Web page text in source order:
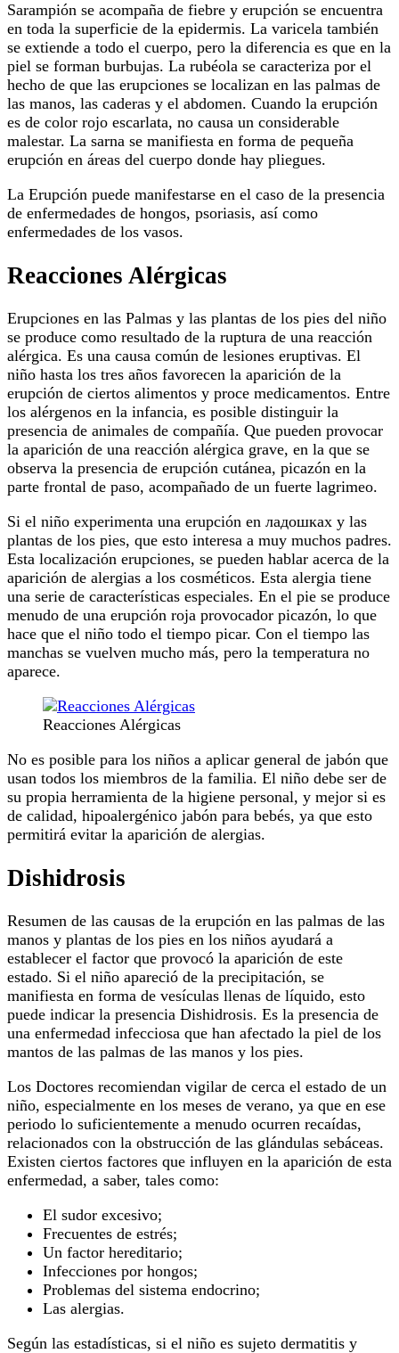
Sarampión se acompaña de fiebre y erupción se encuentra
en toda la superficie de la epidermis. La varicela también
se extiende a todo el cuerpo, pero la diferencia es que en la
piel se forman burbujas. La rubéola se caracteriza por el
hecho de que las erupciones se localizan en las palmas de
las manos, las caderas y el abdomen. Cuando la erupción
es de color rojo escarlata, no causa un considerable
malestar. La sarna se manifiesta en forma de pequeña
erupción en áreas del cuerpo donde hay pliegues.
La Erupción puede manifestarse en el caso de la presencia
de enfermedades de hongos, psoriasis, así como
enfermedades de los vasos.
Reacciones Alérgicas
Erupciones en las Palmas y las plantas de los pies del niño
se produce como resultado de la ruptura de una reacción
alérgica. Es una causa común de lesiones eruptivas. El
niño hasta los tres años favorecen la aparición de la
erupción de ciertos alimentos y proce medicamentos. Entre
los alérgenos en la infancia, es posible distinguir la
presencia de animales de compañía. Que pueden provocar
la aparición de una reacción alérgica grave, en la que se
observa la presencia de erupción cutánea, picazón en la
parte frontal de paso, acompañado de un fuerte lagrimeo.
Si el niño experimenta una erupción en ладошках y las
plantas de los pies, que esto interesa a muy muchos padres.
Esta localización erupciones, se pueden hablar acerca de la
aparición de alergias a los cosméticos. Esta alergia tiene
una serie de características especiales. En el pie se produce
menudo de una erupción roja provocador picazón, lo que
hace que el niño todo el tiempo picar. Con el tiempo las
manchas se vuelven mucho más, pero la temperatura no
aparece.
Reacciones Alérgicas
No es posible para los niños a aplicar general de jabón que
usan todos los miembros de la familia. El niño debe ser de
su propia herramienta de la higiene personal, y mejor si es
de calidad, hipoalergénico jabón para bebés, ya que esto
permitirá evitar la aparición de alergias.
Dishidrosis
Resumen de las causas de la erupción en las palmas de las
manos y plantas de los pies en los niños ayudará a
establecer el factor que provocó la aparición de este
estado. Si el niño apareció de la precipitación, se
manifiesta en forma de vesículas llenas de líquido, esto
puede indicar la presencia Dishidrosis. Es la presencia de
una enfermedad infecciosa que han afectado la piel de los
mantos de las palmas de las manos y los pies.
Los Doctores recomiendan vigilar de cerca el estado de un
niño, especialmente en los meses de verano, ya que en ese
periodo lo suficientemente a menudo ocurren recaídas,
relacionados con la obstrucción de las glándulas sebáceas.
Existen ciertos factores que influyen en la aparición de esta
enfermedad, a saber, tales como:
El sudor excesivo;
Frecuentes de estrés;
Un factor hereditario;
Infecciones por hongos;
Problemas del sistema endocrino;
Las alergias.
Según las estadísticas, si el niño es sujeto dermatitis y